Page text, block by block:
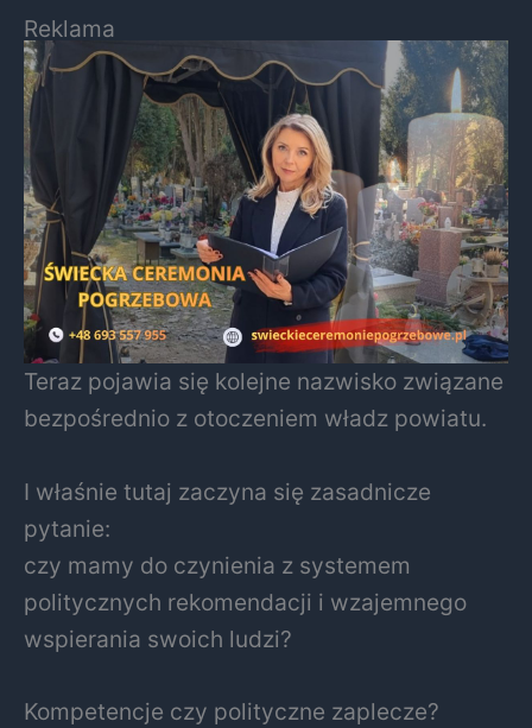
Reklama
Teraz pojawia się kolejne nazwisko związane
bezpośrednio z otoczeniem władz powiatu.
I właśnie tutaj zaczyna się zasadnicze
pytanie:
czy mamy do czynienia z systemem
politycznych rekomendacji i wzajemnego
wspierania swoich ludzi?
Kompetencje czy polityczne zaplecze?